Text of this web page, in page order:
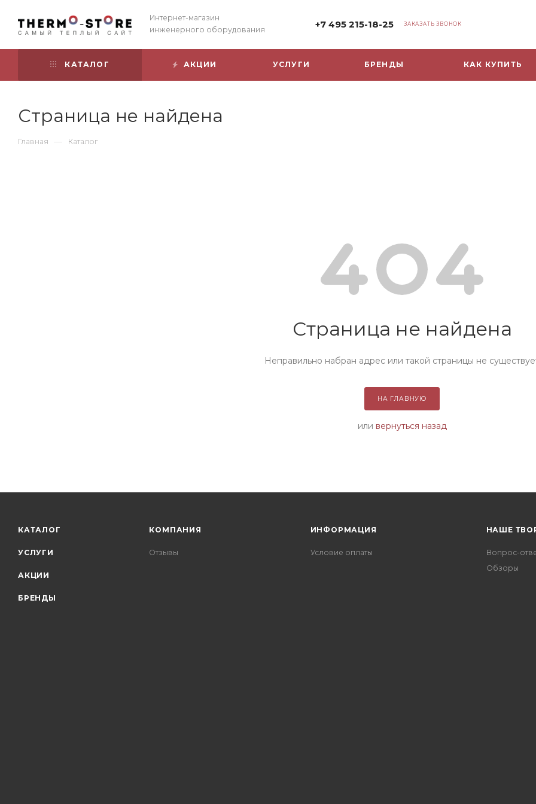
Интернет-магазин
инженерного оборудования
+7 495 215-18-25 ЗАКАЗАТЬ ЗВОНОК
КАТАЛОГ АКЦИИ УСЛУГИ БРЕНДЫ КАК КУПИТЬ
Страница не найдена
Главная — Каталог
Страница не найдена
Неправильно набран адрес или такой страницы не
НА ГЛАВНУЮ
или вернуться назад
КАТАЛОГ
УСЛУГИ
АКЦИИ
БРЕНДЫ
КОМПАНИЯ
Отзывы
ИНФОРМАЦИЯ
Условие оплаты
НАШЕ
Вопрос-
Обзоры